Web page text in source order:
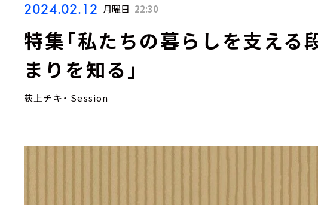
2024.02.12 月曜日 22:30
特集「私たちの暮らしを支える
まりを知る」
荻上チキ・ Session